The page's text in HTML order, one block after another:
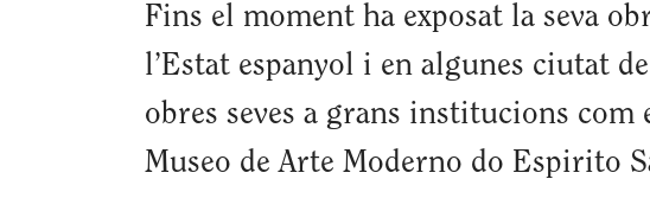
Fins el moment ha exposat la seva
l’Estat espanyol i en algunes ciutat
obres seves a grans institucions com
Museo de Arte Moderno do Espirito